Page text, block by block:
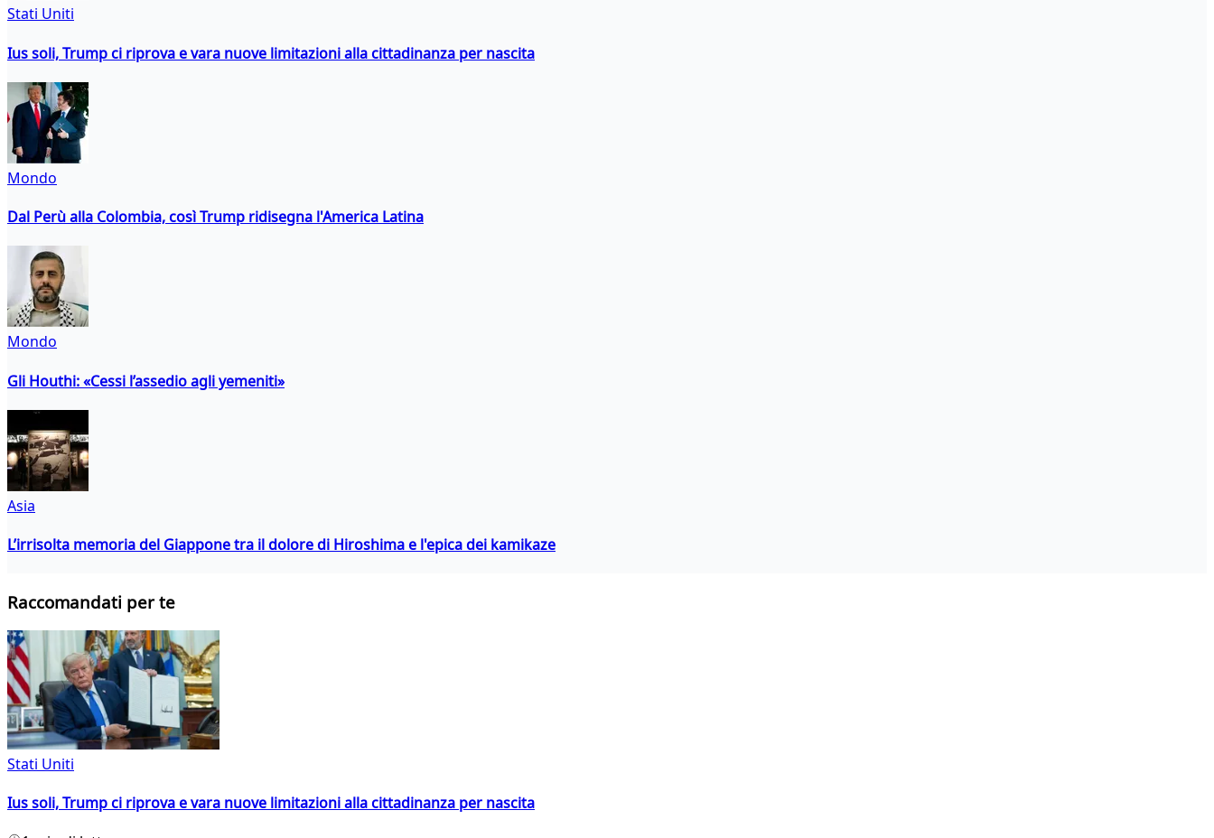
Stati Uniti
Ius soli, Trump ci riprova e vara nuove limitazioni alla cittadinanza per nascita
Mondo
Dal Perù alla Colombia, così Trump ridisegna l'America Latina
Mondo
Gli Houthi: «Cessi l’assedio agli yemeniti»
Asia
L’irrisolta memoria del Giappone tra il dolore di Hiroshima e l'epica dei kamikaze
Raccomandati per te
Stati Uniti
Ius soli, Trump ci riprova e vara nuove limitazioni alla cittadinanza per nascita